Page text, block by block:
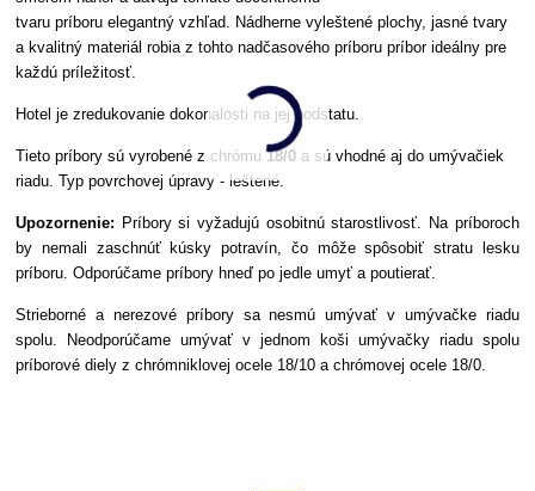
tvaru príboru elegantný vzhľad. Nádherne vyleštené plochy, jasné tvary
a kvalitný materiál robia z tohto nadčasového príboru príbor ideálny pre
každú príležitosť.
Hotel je zredukovanie dokonalosti na jej podstatu.
Tieto príbory sú vyrobené z chrómu18/0 a sú vhodné aj do umývačiek
riadu. Typ povrchovej úpravy - leštené.
Upozornenie: Príbory si vyžadujú osobitnú starostlivosť. Na príboroch
by nemali zaschnúť kúsky potravín, čo môže spôsobiť stratu lesku
príboru. Odporúčame príbory hneď po jedle umyť a poutierať.
Strieborné a nerezové príbory sa nesmú umývať v umývačke riadu
spolu. Neodporúčame umývať v jednom koši umývačky riadu spolu
príborové diely z chrómniklovej ocele 18/10 a chrómovej ocele 18/0.